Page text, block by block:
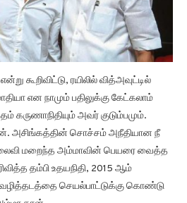
கூறிவிட்டு, ரயிலில் வித்அவுட்டில்
என நாமும் பதிலுக்கு கேட்கலாம்
அவர் குடும்பமும்.
அசிங்கத்தின் சொச்சம் அநீதியான நீ
மறைந்த அம்மாவின் பெயரை வைத்த
தம்பி உதயநிதி, 2015 ஆம்
செயல்பாட்டுக்கு கொண்டு